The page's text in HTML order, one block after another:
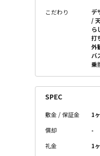
こだわり デ
ら
打
外
バ
乗
SPEC
敷金 / 保証金
1
償却
-
礼金
1